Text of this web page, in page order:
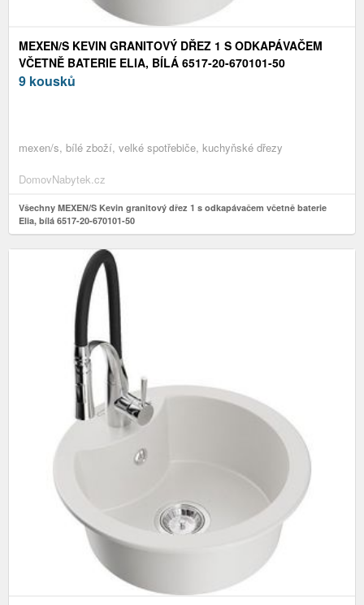
MEXEN/S KEVIN GRANITOVÝ DŘEZ 1 S ODKAPÁVAČEM
VČETNĚ BATERIE ELIA, BÍLÁ 6517-20-670101-50
9 kousků
mexen/s, bílé zboží, velké spotřebiče, kuchyňské dřezy
DomovNabytek.cz
Všechny MEXEN/S Kevin granitový dřez 1 s odkapávačem včetně baterie
Elia, bílá 6517-20-670101-50